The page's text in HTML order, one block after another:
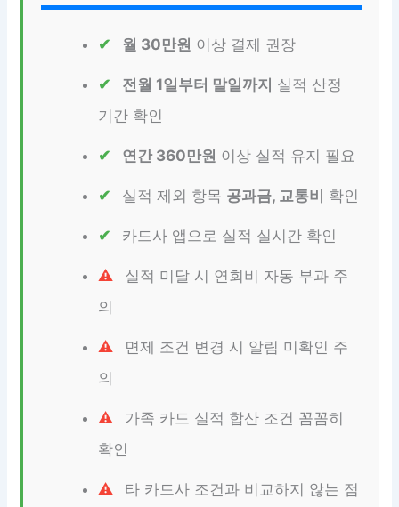
월 30만원 이상 결제 권장
전월 1일부터 말일까지 실적 산정
기간 확인
연간 360만원 이상 실적 유지 필요
실적 제외 항목 공과금, 교통비 확인
카드사 앱으로 실적 실시간 확인
실적 미달 시 연회비 자동 부과 주
의
면제 조건 변경 시 알림 미확인 주
의
가족 카드 실적 합산 조건 꼼꼼히
확인
타 카드사 조건과 비교하지 않는 점